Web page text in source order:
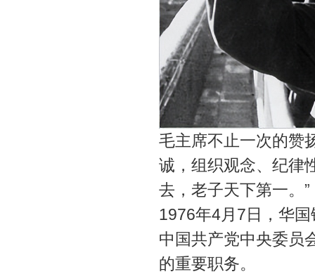
毛主席不止一次的赞
诚，组织观念、纪律
去，老子天下第一。”
1976年4月7日，华
中国共产党中央委员
的重要职务。